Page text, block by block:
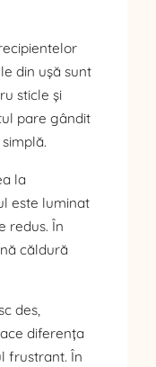
din ușă sunt
sticle și
pare gândit
la
este luminat
redus. În
căldură
des,
diferența
frustrant. În